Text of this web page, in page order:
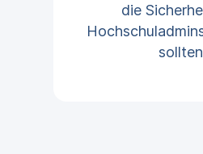
die
sollten